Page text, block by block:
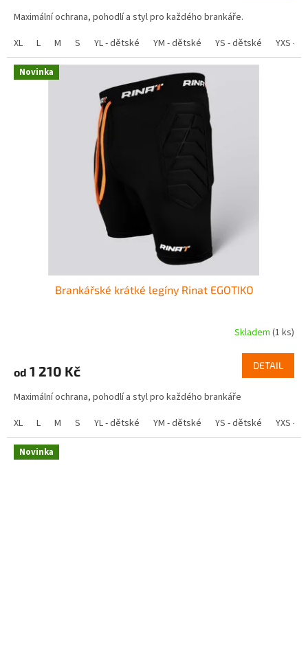
Maximální ochrana, pohodlí a styl pro každého brankáře.
XL
L M S YL - dětské YM - dětské YS - dětské YXS -
Novinka
Brankářské krátké legíny Rinat EGOTIKO
Skladem (1 ks)
od 1 210 Kč DETAIL
Maximální ochrana, pohodlí a styl pro každého brankáře
XL
L M S YL - dětské YM - dětské YS - dětské YXS -
Novinka